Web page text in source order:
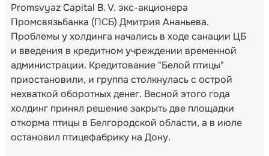
Promsvyaz Capital B. V. экс-акционера
Промсвязьбанка (ПСБ) Дмитрия Ананьева.
Проблемы у холдинга начались в ходе санации ЦБ
и введения в кредитном учреждении временной
администрации. Кредитование "Белой птицы"
приостановили, и группа столкнулась с острой
нехваткой оборотных денег. Весной этого года
холдинг принял решение закрыть две площадки
откорма птицы в Белгородской области, а в июле
остановил птицефабрику на Дону.